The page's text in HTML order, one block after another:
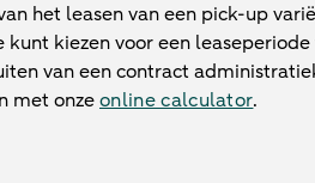
het leasen van een pick-up
kunt kiezen voor een
van een contract
met onzeonline calculator.